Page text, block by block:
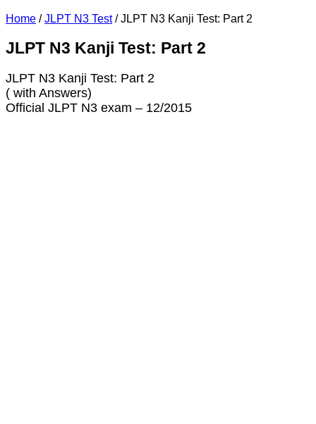
Home / JLPT N3 Test / JLPT N3 Kanji Test: Part 2
JLPT N3 Kanji Test: Part 2
JLPT N3 Kanji Test: Part 2
( with Answers)
Official JLPT N3 exam – 12/2015